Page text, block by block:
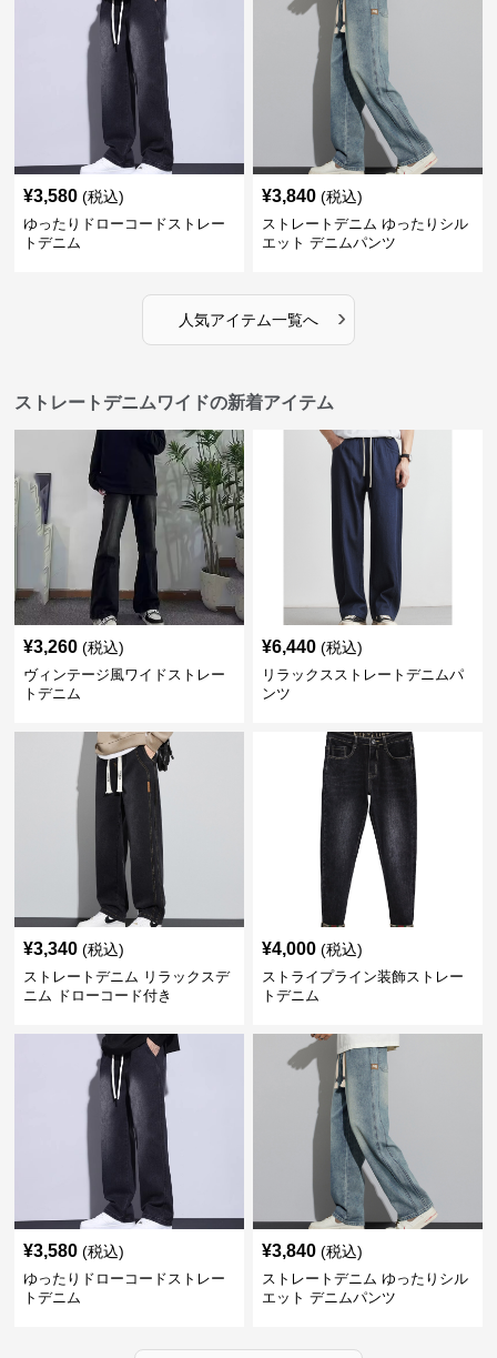
¥3,580 (税込)
ゆったりドローコードストレー
トデニム
¥3,840 (税込)
ストレートデニム ゆったりシル
エット デニムパンツ
人気アイテム一覧へ ›
ストレートデニムワイドの新着アイテム
¥3,260 (税込)
ヴィンテージ風ワイドストレー
トデニム
¥6,440 (税込)
リラックスストレートデニムパ
ンツ
¥3,340 (税込)
ストレートデニム リラックスデ
ニム ドローコード付き
¥4,000 (税込)
ストライプライン装飾ストレー
トデニム
¥3,580 (税込)
ゆったりドローコードストレー
トデニム
¥3,840 (税込)
ストレートデニム ゆったりシル
エット デニムパンツ